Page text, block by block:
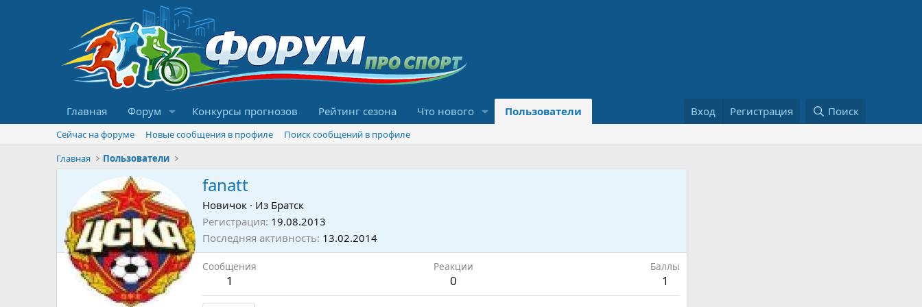
Главная Форум Конкурсы прогнозов Рейтинг сезона Что нового Пользователи Вход Регистрация Поиск
Сейчас на форуме Новые сообщения в профиле
Поиск сообщений в профиле
Главная
Пользователи
fanatt
Новичок · Из Братск
Регистрация 19.08.2013
Последняя активность 13.02.2014
Сообщения
1
Реакции
0
Баллы
1